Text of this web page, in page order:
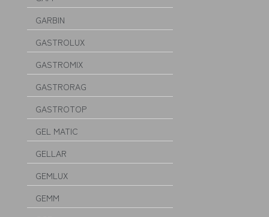
GARBIN
GASTROLUX
GASTROMIX
GASTRORAG
GASTROTOP
GEL MATIC
GELLAR
GEMLUX
GEMM